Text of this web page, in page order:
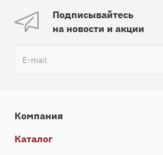
Подписывайтесь
на новости и акции
Компания
Каталог